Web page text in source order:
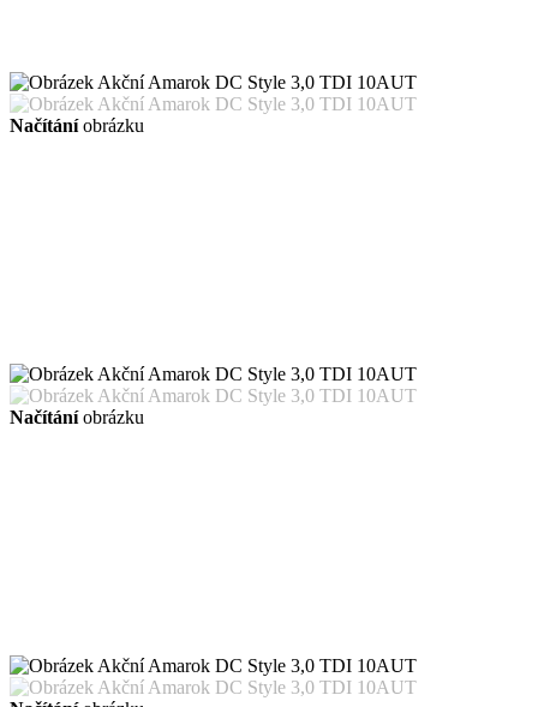
Načítáníobrázku
Načítáníobrázku